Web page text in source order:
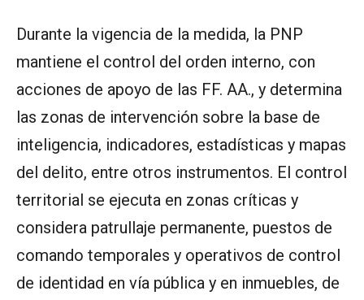
Durante la vigencia de la medida, la PNP
mantiene el control del orden interno, con
acciones de apoyo de las FF. AA., y determina
las zonas de intervención sobre la base de
inteligencia, indicadores, estadísticas y mapas
del delito, entre otros instrumentos. El control
territorial se ejecuta en zonas críticas y
considera patrullaje permanente, puestos de
comando temporales y operativos de control
de identidad en vía pública y en inmuebles, de